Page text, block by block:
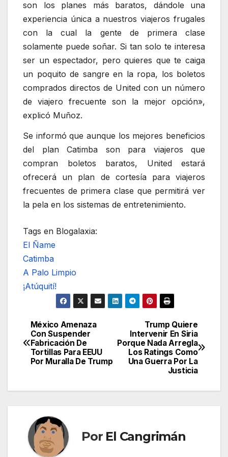
son los planes más baratos, dándole una
experiencia única a nuestros viajeros frugales
con la cual la gente de primera clase
solamente puede soñar. Si tan solo te interesa
ser un espectador, pero quieres que te caiga
un poquito de sangre en la ropa, los boletos
comprados directos de United con un número
de viajero frecuente son la mejor opción»,
explicó Muñoz.
Se informó que aunque los mejores beneficios
del plan Catimba son para viajeros que
compran boletos baratos, United estará
ofrecerá un plan de cortesía para viajeros
frecuentes de primera clase que permitirá ver
la pela en los sistemas de entretenimiento.
Tags en Blogalaxia:
El Ñame
Catimba
A Palo Limpio
¡Atúquití!
Navegación
de
Trump Quiere
Intervenir En Siria
Porque Nada Arregla
Los Ratings Como
Una Guerra Por La
Justicia
México Amenaza
Con Suspender
Fabricación De
Tortillas Para EEUU
Por Muralla De Trump
Por El Cangrimán